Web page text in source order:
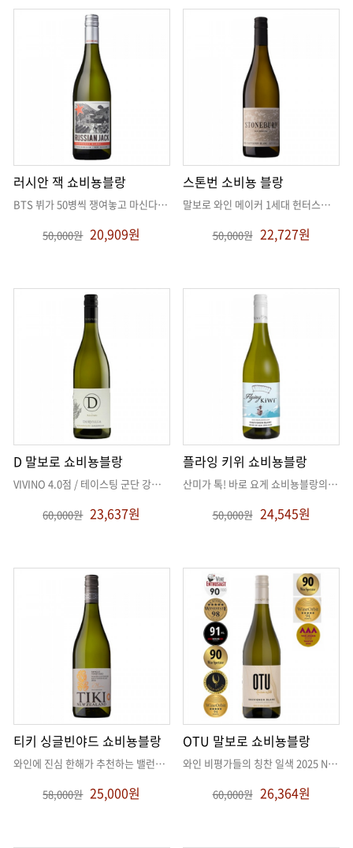
러시안 잭 쇼비뇽블랑
BTS 뷔가 50병씩 쟁여놓고 마신다는 쇼비뇽블랑 . .
50,000원 20,909원
스톤번 소비뇽 블랑
말보로 와인 메이커 1세대 헌터스가 선보이는, 구스베리와 시트러스의 싱그
50,000원 22,727원
D 말보로 쇼비뇽블랑
VIVINO 4.0점 / 테이스팅 군단 강추 가성비 말보로 쇼블!! . .
60,000원 23,637원
플라잉 키위 쇼비뇽블랑
산미가 톡! 바로 요게 쇼비뇽블랑의 맛이죠
50,000원 24,545원
티키 싱글빈야드 쇼비뇽블랑
와인에 진심 한해가 추천하는 밸런스가 정말 좋은 쇼비뇽블랑 . .
58,000원 25,000원
OTU 말보로 쇼비뇽블랑
와인 비평가들의 칭찬 일색 2025 NEW 쇼비뇽블랑
60,000원 26,364원